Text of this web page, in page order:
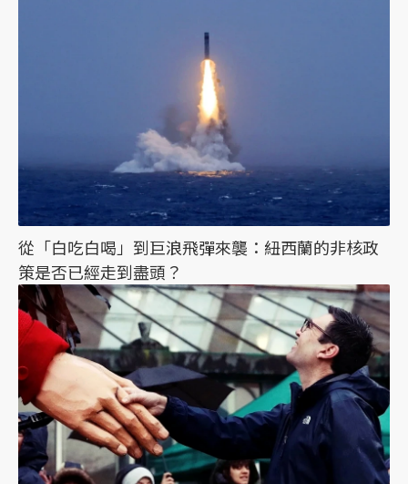
從「白吃白喝」到巨浪飛彈來襲：紐西蘭的非核政
策是否已經走到盡頭？